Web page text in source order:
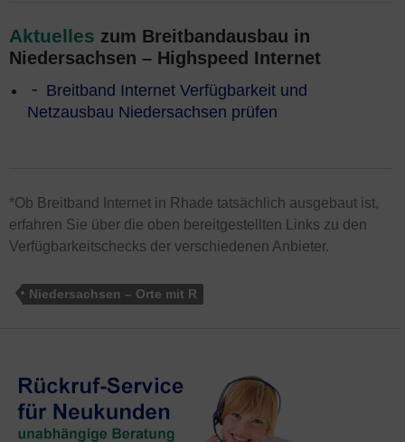
Aktuelles zum Breitbandausbau in
Niedersachsen – Highspeed Internet
Breitband Internet Verfügbarkeit und
Netzausbau Niedersachsen prüfen
*Ob Breitband Internet in Rhade tatsächlich ausgebaut ist,
erfahren Sie über die oben bereitgestellten Links zu den
Verfügbarkeitschecks der verschiedenen Anbieter.
Niedersachsen – Orte mit R